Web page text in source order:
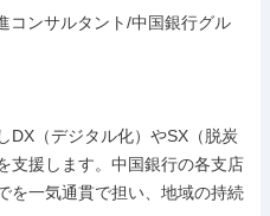
コンサルタント/中国銀行グル
DX（デジタル化）やSX（脱炭
支援します。中国銀行の各支店
を一気通貫で担い、地域の持続